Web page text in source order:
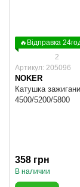
🔥Відправка
2
Артикул: 205096
NOKER
Катушка
4500/5200/5800
358 грн
В наличии